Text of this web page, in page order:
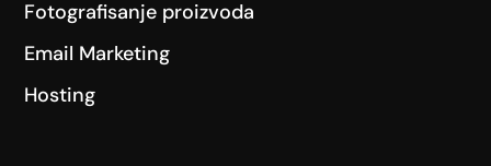
Fotografisanje proizvoda
Email Marketing
Hosting